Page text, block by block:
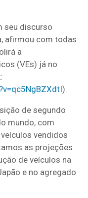
seu discurso
afirmou com todas
a
(VEs) já no
).
de segundo
mundo, com
vendidos
as projeções
de veículos na
e no agregado